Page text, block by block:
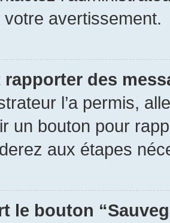
avertissement.
rapporter des
l’a permis,
un bouton pour
aux étapes
le bouton